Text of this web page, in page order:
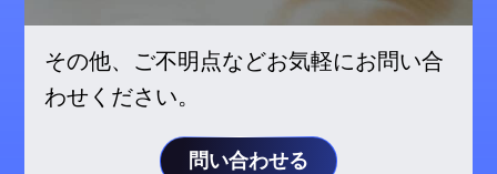
その他、ご不明点などお気軽にお問い合
わせください。
問い合わせる